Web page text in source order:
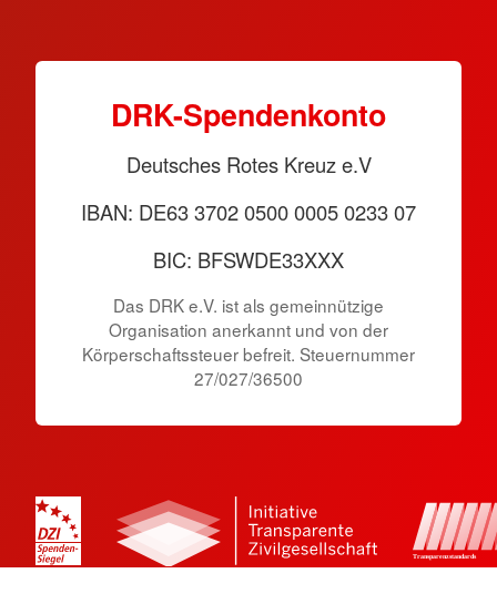
DRK-Spendenkonto
Deutsches Rotes Kreuz e.V
IBAN: DE63 3702 0500 0005 0233 07
BIC: BFSWDE33XXX
Das DRK e.V. ist als gemeinnützige
Organisation anerkannt und von der
Körperschaftssteuer befreit. Steuernummer
27/027/36500